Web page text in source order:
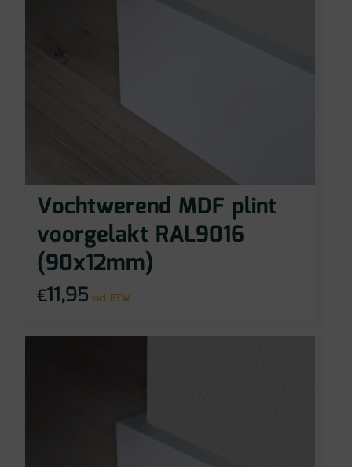
Vochtwerend MDF plint
voorgelakt RAL9016
(90x12mm)
€11,95 incl BTW